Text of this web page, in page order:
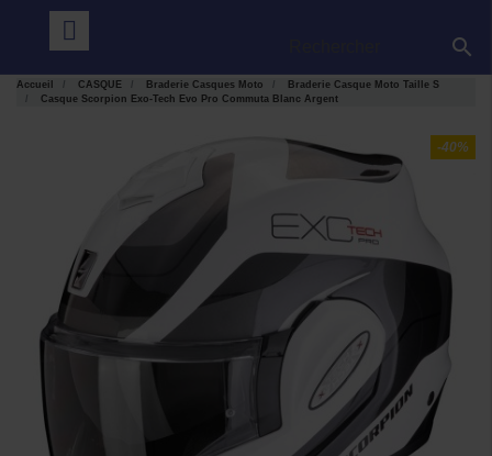

Accueil CASQUE Braderie Casques Moto
Braderie Casque Moto Taille S
Casque Scorpion Exo-Tech Evo Pro Commuta Blanc Argent
-40%